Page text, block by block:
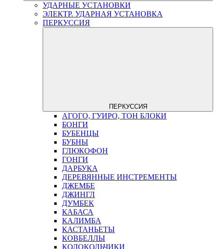
УДАРНЫЕ УСТАНОВКИ
ЭЛЕКТР. УДАРНАЯ УСТАНОВКА
ПЕРКУССИЯ
ПЕРКУССИЯ
АГОГО, ГУИРО, ТОН БЛОКИ
БОНГИ
БУБЕНЦЫ
БУБНЫ
ГЛЮКОФОН
ГОНГИ
ДАРБУКА
ДЕРЕВЯННЫЕ ИНСТРЕМЕНТЫ
ДЖЕМБЕ
ДЖИНГЛ
ДУМБЕК
КАБАСА
КАЛИМБА
КАСТАНЬЕТЫ
КОВБЕЛЛЫ
КОЛОКОЛЬЧИКИ